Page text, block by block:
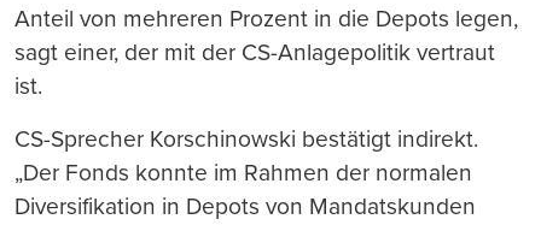
Anteil von mehreren Prozent in die Depots legen,
sagt einer, der mit der CS-Anlagepolitik vertraut
ist.
CS-Sprecher Korschinowski bestätigt indirekt.
„Der Fonds konnte im Rahmen der normalen
Diversifikation in Depots von Mandatskunden